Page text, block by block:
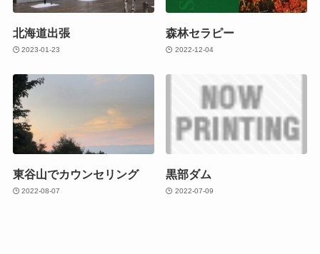
北海道出張
2023-01-23
森林セラピー
2022-12-04
東谷山でカウンセリング
2022-08-07
黒部ダム
2022-07-09